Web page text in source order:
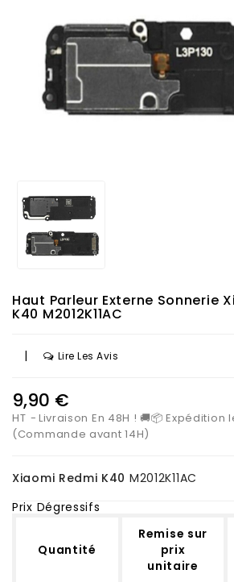
Haut Parleur Externe Sonnerie
K40 M2012K11AC
| Lire Les Avis
9,90 €
HT
Livraison En 48H ! 🚚📦 Expédition
(Commande avant 14H)
Xiaomi Redmi K40 M2012K11AC
Prix Dégressifs
Quantité
Remise sur
prix
unitaire